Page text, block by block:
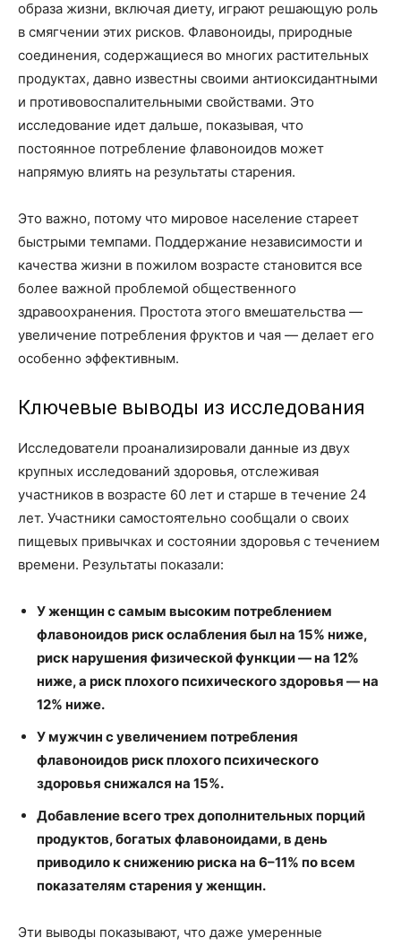
образа жизни, включая диету, играют решающую роль
в смягчении этих рисков. Флавоноиды, природные
соединения, содержащиеся во многих растительных
продуктах, давно известны своими антиоксидантными
и противовоспалительными свойствами. Это
исследование идет дальше, показывая, что
постоянное потребление флавоноидов может
напрямую влиять на результаты старения.
Это важно, потому что мировое население стареет
быстрыми темпами. Поддержание независимости и
качества жизни в пожилом возрасте становится все
более важной проблемой общественного
здравоохранения. Простота этого вмешательства —
увеличение потребления фруктов и чая — делает его
особенно эффективным.
Ключевые выводы из исследования
Исследователи проанализировали данные из двух
крупных исследований здоровья, отслеживая
участников в возрасте 60 лет и старше в течение 24
лет. Участники самостоятельно сообщали о своих
пищевых привычках и состоянии здоровья с течением
времени. Результаты показали:
У женщин с самым высоким потреблением
флавоноидов риск ослабления был на 15% ниже,
риск нарушения физической функции — на 12%
ниже, а риск плохого психического здоровья — на
12% ниже.
У мужчин с увеличением потребления
флавоноидов риск плохого психического
здоровья снижался на 15%.
Добавление всего трех дополнительных порций
продуктов, богатых флавоноидами, в день
приводило к снижению риска на 6–11% по всем
показателям старения у женщин.
Эти выводы показывают, что даже умеренные